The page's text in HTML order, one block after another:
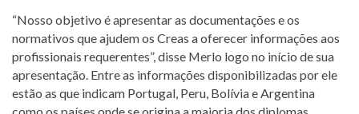
“Nosso objetivo é apresentar as documentações e os
normativos que ajudem os Creas a oferecer informações aos
profissionais requerentes”, disse Merlo logo no início de sua
apresentação. Entre as informações disponibilizadas por ele
estão as que indicam Portugal, Peru, Bolívia e Argentina